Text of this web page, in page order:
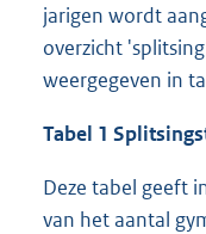
jarigen wordt
overzicht
weergegeven in
Tabel 1
Deze tabel geeft
van het aantal